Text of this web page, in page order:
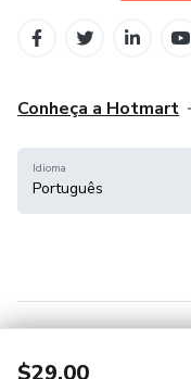
$29.00
Conheça a Hotmart
Idioma
Português
Central de ajuda